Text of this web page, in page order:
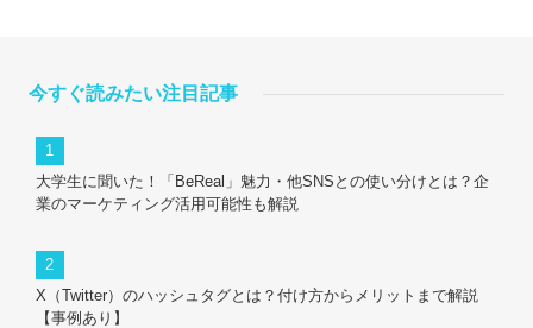
今すぐ読みたい注目記事
大学生に聞いた！「BeReal」魅力・他SNSとの使い分けとは？企
業のマーケティング活用可能性も解説
X（Twitter）のハッシュタグとは？付け方からメリットまで解説
【事例あり】